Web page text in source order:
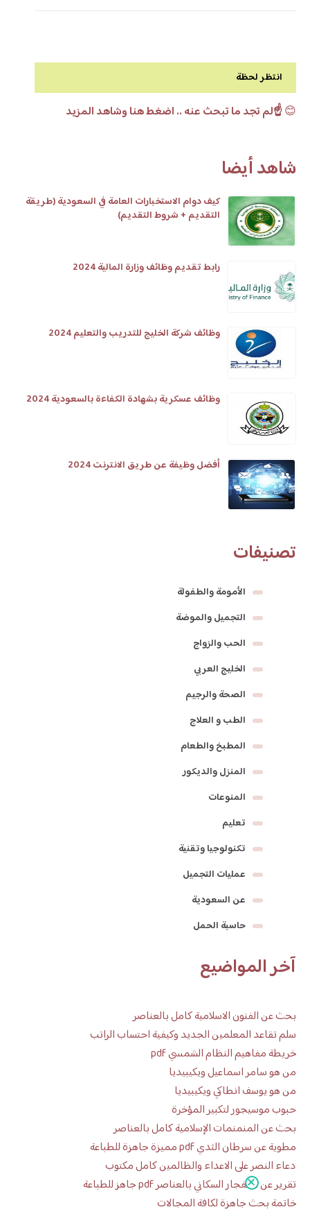
انتظر لحظة
😊☝️لم تجد ما تبحث عنه .. اضغط هنا وشاهد المزيد
شاهد أيضا
كيف دوام الاستخبارات العامة في السعودية (طريقة
التقديم + شروط التقديم)
رابط تقديم وظائف وزارة المالية 2024
وظائف شركة الخليج للتدريب والتعليم 2024
وظائف عسكرية بشهادة الكفاءة بالسعودية 2024
أفضل وظيفة عن طريق الانترنت 2024
تصنيفات
الأمومة والطفولة
التجميل والموضة
الحب والزواج
الخليج العربي
الصحة والرجيم
الطب و العلاج
المطبخ والطعام
المنزل والديكور
المنوعات
تعليم
تكنولوجيا وتقنية
عمليات التجميل
عن السعودية
حاسبة الحمل
آخر المواضيع
بحث عن الفنون الاسلامية كامل بالعناصر
سلم تقاعد المعلمين الجديد وكيفية احتساب الراتب
خريطة مفاهيم النظام الشمسي pdf
من هو سامر اسماعيل ويكيبيديا
من هو يوسف انطاكي ويكيبيديا
حبوب موسيجور لتكبير المؤخرة
بحث عن المنمنمات الإسلامية كامل بالعناصر
مطوية عن سرطان الثدي pdf مميزة جاهزة للطباعة
دعاء النصر على الاعداء والظالمين كامل مكتوب
تقرير عن الانفجار السكاني بالعناصر pdf جاهز للطباعة
خاتمة بحث جاهزة لكافة المجالات